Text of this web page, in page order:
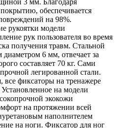
обеспечивается
на 98%.
рукоятки модели
рук пользователя во время
получения травм. Стальной
6 мм, отвечает за
составляет 70 кг. Сами
легированной стали.
все фиксаторы на тренажере
на модели
экокожи
на протяжении всей
наполнителем
на ноги. Фиксатор для ног